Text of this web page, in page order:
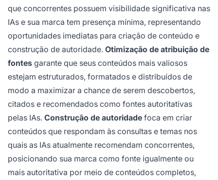
que concorrentes possuem visibilidade significativa nas
IAs e sua marca tem presença mínima, representando
oportunidades imediatas para criação de conteúdo e
construção de autoridade. Otimização de atribuição de
fontes garante que seus conteúdos mais valiosos
estejam estruturados, formatados e distribuídos de
modo a maximizar a chance de serem descobertos,
citados e recomendados como fontes autoritativas
pelas IAs. Construção de autoridade foca em criar
conteúdos que respondam às consultas e temas nos
quais as IAs atualmente recomendam concorrentes,
posicionando sua marca como fonte igualmente ou
mais autoritativa por meio de conteúdos completos,